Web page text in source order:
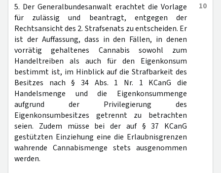
10
5. Der Generalbundesanwalt erachtet die Vorlage
für zulässig und beantragt, entgegen der
Rechtsansicht des 2. Strafsenats zu entscheiden. Er
ist der Auffassung, dass in den Fällen, in denen
vorrätig gehaltenes Cannabis sowohl zum
Handeltreiben als auch für den Eigenkonsum
bestimmt ist, im Hinblick auf die Strafbarkeit des
Besitzes nach § 34 Abs. 1 Nr. 1 KCanG die
Handelsmenge und die Eigenkonsummenge
aufgrund der Privilegierung des
Eigenkonsumbesitzes getrennt zu betrachten
seien. Zudem müsse bei der auf § 37 KCanG
gestützten Einziehung eine die Erlaubnisgrenzen
wahrende Cannabismenge stets ausgenommen
werden.